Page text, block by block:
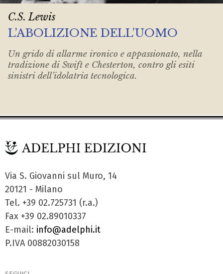
C.S. Lewis
L’ABOLIZIONE DELL’UOMO
Un grido di allarme ironico e appassionato, nella
tradizione di Swift e Chesterton, contro gli esiti
sinistri dell’idolatria tecnologica.
Via S. Giovanni sul Muro, 14
20121 - Milano
Tel. +39 02.725731 (r.a.)
Fax +39 02.89010337
E-mail: info@adelphi.it
P.IVA 00882030158